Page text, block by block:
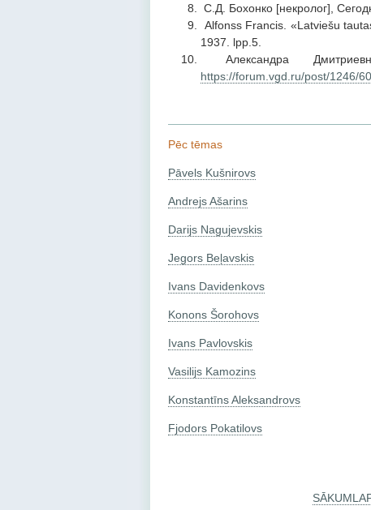
С.Д. Бохонко [некролог],
Alfonss Francis. «Latviešu
1937. lpp.5.
Александра
https://forum.vgd.ru/post/1246/
Pēc tēmas
Pāvels Kušnirovs
Andrejs Ašarins
Darijs Nagujevskis
Jegors Beļavskis
Ivans Davidenkovs
Konons Šorohovs
Ivans Pavlovskis
Vasilijs Kamozins
Konstantīns Aleksandrovs
Fjodors Pokatilovs